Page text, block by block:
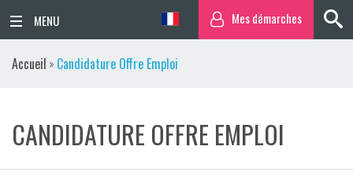
ACCUEIL
AGENDA
Mes démarches
Accueil » Candidature Offre Emploi
CANDIDATURE OFFRE EMPLOI